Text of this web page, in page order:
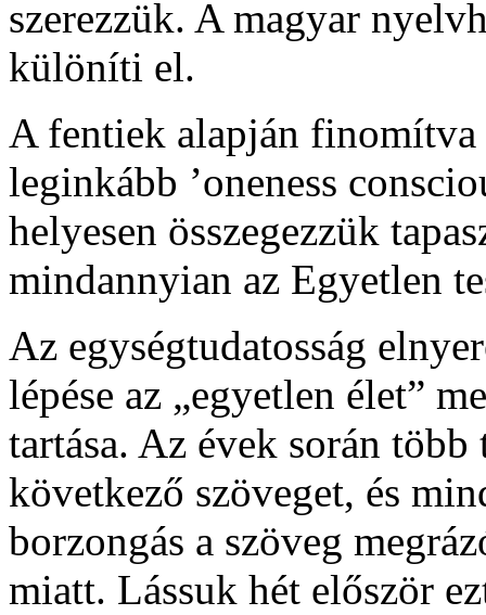
szerezzük. A magyar
különíti el.
A fentiek alapján finomítva
leginkább ’oneness
helyesen összegezzük
mindannyian az Egyetlen
Az egységtudatosság
lépése az „egyetlen élet”
tartása. Az évek során
következő szöveget, és
borzongás a szöveg
miatt. Lássuk hét először